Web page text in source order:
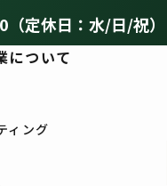
定休日：水/日/祝）
について
ィング